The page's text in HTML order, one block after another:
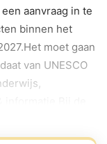
aanvraag in te
binnen het
moet gaan
van UNESCO
projecten met
Developing